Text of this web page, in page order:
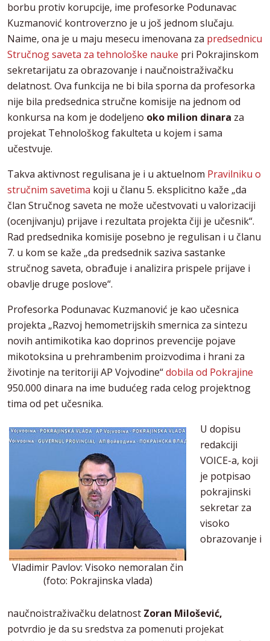
borbu protiv korupcije, ime profesorke Podunavac
Kuzmanović kontroverzno je u još jednom slučaju.
Naime, ona je u maju mesecu imenovana za predsednicu
Stručnog saveta za tehnološke nauke pri Pokrajinskom
sekretarijatu za obrazovanje i naučnoistraživačku
delatnost. Ova funkcija ne bi bila sporna da profesorka
nije bila predsednica stručne komisije na jednom od
konkursa na kom je dodeljeno oko milion dinara za
projekat Tehnološkog fakulteta u kojem i sama
učestvuje.
Takva aktivnost regulisana je i u aktuelnom Pravilniku o
stručnim savetima koji u članu 5. eksplicitno kaže „da
član Stručnog saveta ne može učestvovati u valorizaciji
(ocenjivanju) prijave i rezultata projekta čiji je učesnik“.
Rad predsednika komisije posebno je regulisan i u članu
7. u kom se kaže „da predsednik saziva sastanke
stručnog saveta, obrađuje i analizira prispele prijave i
obavlje druge poslove“.
Profesorka Podunavac Kuzmanović je kao učesnica
projekta „Razvoj hemometrijskih smernica za sintezu
novih antimikotika kao doprinos prevencije pojave
mikotoksina u prehrambenim proizvodima i hrani za
životinje na teritoriji AP Vojvodine“dobila od Pokrajine
950.000 dinara na ime budućeg rada celog projektnog
tima od pet učesnika.
Vladimir Pavlov: Visoko nemoralan čin
(foto: Pokrajinska vlada)
U dopisu
redakciji
VOICE-a, koji
je potpisao
pokrajinski
sekretar za
visoko
obrazovanje i
naučnoistraživačku delatnost Zoran Milošević,
potvrdio je da su sredstva za pomenuti projekat